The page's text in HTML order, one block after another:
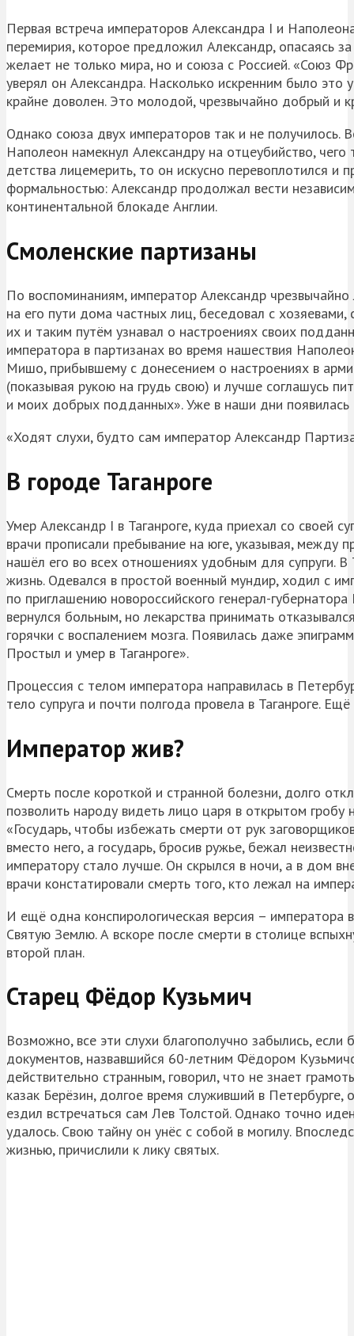
Первая встреча императоров Александра I и
перемирия, которое предложил Александр, опасаясь
желает не только мира, но и союза с Россией. «Союз
уверял он Александра. Насколько искренним было
крайне доволен. Это молодой, чрезвычайно добрый и
Однако союза двух императоров так и не получилось.
Наполеон намекнул Александру на отцеубийство,
детства лицемерить, то он искусно перевоплотился
формальностью: Александр продолжал вести
континентальной блокаде Англии.
Смоленские партизаны
По воспоминаниям, император Александр
на его пути дома частных лиц, беседовал с
их и таким путём узнавал о настроениях своих
императора в партизанах во время нашествия
Мишо, прибывшему с донесением о настроениях в
(показывая рукою на грудь свою) и лучше соглашусь
и моих добрых подданных». Уже в наши дни появилась
«Ходят слухи, будто сам император Александр
В городе Таганроге
Умер Александр I в Таганроге, куда приехал со своей
врачи прописали пребывание на юге, указывая, между
нашёл его во всех отношениях удобным для супруги. В
жизнь. Одевался в простой военный мундир, ходил с
по приглашению новороссийского генерал-
вернулся больным, но лекарства принимать
горячки с воспалением мозга. Появилась даже
Простыл и умер в Таганроге».
Процессия с телом императора направилась в
тело супруга и почти полгода провела в Таганроге.
Император жив?
Смерть после короткой и странной болезни, долго
позволить народу видеть лицо царя в открытом гробу
«Государь, чтобы избежать смерти от рук
вместо него, а государь, бросив ружье, бежал
императору стало лучше. Он скрылся в ночи, а в дом
врачи констатировали смерть того, кто лежал на
И ещё одна конспирологическая версия – императора
Святую Землю. А вскоре после смерти в столице
второй план.
Старец Фёдор Кузьмич
Возможно, все эти слухи благополучно забылись,
документов, назвавшийся 60-летним Фёдором
действительно странным, говорил, что не знает
казак Берёзин, долгое время служивший в
ездил встречаться сам Лев Толстой. Однако точно
удалось. Свою тайну он унёс с собой в могилу.
жизнью, причислили к лику святых.